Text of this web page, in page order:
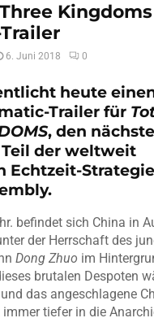
Kingdoms
6. Juni 2018 0
heute
Trailer für
, den
der weltweit
Echtzeit-
befindet sich China in
der Herrschaft des
Dong Zhuo im
brutalen Despoten
das angeschlagene
tiefer in die